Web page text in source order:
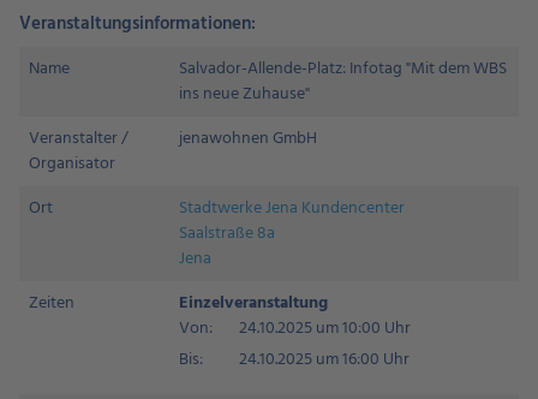
Veranstaltungsinformationen:
Name
Salvador-Allende-Platz: Infotag "Mit dem WBS
ins neue Zuhause"
Veranstalter /
Organisator
jenawohnen GmbH
Ort
Stadtwerke Jena Kundencenter
Saalstraße 8a
Jena
Zeiten
Einzelveranstaltung
Von:
24.10.2025 um 10:00 Uhr
Bis:
24.10.2025 um 16:00 Uhr